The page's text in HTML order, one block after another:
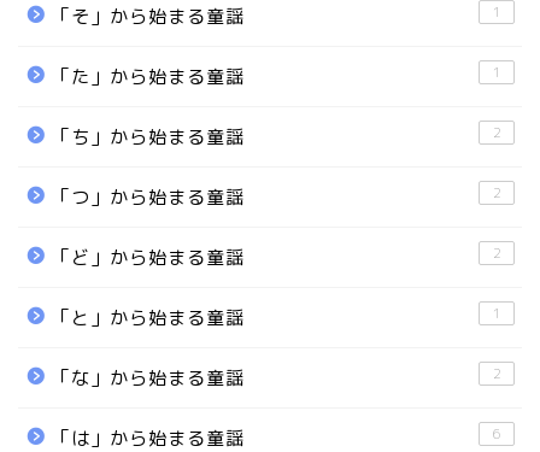
「そ」から始まる童謡 1
「た」から始まる童謡 1
「ち」から始まる童謡 2
「つ」から始まる童謡 2
「ど」から始まる童謡 2
「と」から始まる童謡 1
「な」から始まる童謡 2
「は」から始まる童謡 6